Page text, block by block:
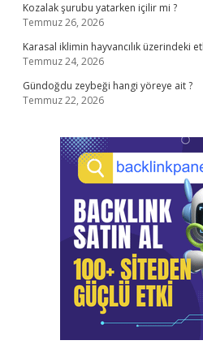
Kozalak şurubu yatarken içilir mi ?
Temmuz 26, 2026
Karasal iklimin hayvancılık üzerindeki
Temmuz 24, 2026
Gündoğdu zeybeği hangi yöreye ait ?
Temmuz 22, 2026